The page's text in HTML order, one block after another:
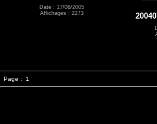
Date : 17/06/2005
Affichages : 2273
Page : 1